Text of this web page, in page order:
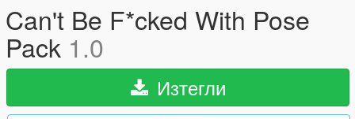
Can't Be F*cked With Pose
Pack 1.0
Изтегли